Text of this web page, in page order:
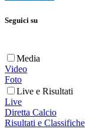
Seguici su
Media
Video
Foto
Live e Risultati
Live
Diretta Calcio
Risultati e Classifiche